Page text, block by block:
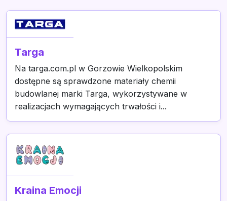
Targa
Na targa.com.pl w Gorzowie Wielkopolskim
dostępne są sprawdzone materiały chemii
budowlanej marki Targa, wykorzystywane w
realizacjach wymagających trwałości i...
Kraina Emocji